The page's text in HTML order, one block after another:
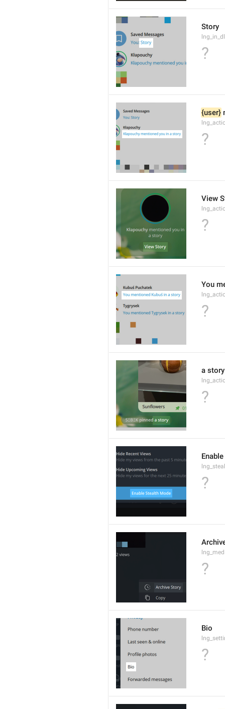
Story
?
{user}
?
View
?
You
?
a story
?
?
?
Bio
?